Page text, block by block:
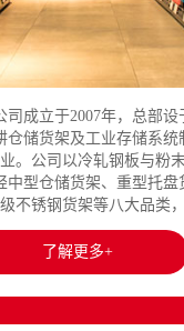
司成立于2007年，总部
仓储货架及工业存储系统
。公司以冷轧钢板与粉
中型仓储货架、重型托盘
不锈钢货架等八大品类
出口欧美、东南亚、中东
企业建立长期合作关系。
的产品展示与在线咨询服务
了解更多+